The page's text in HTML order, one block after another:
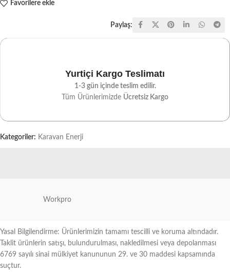
Favorilere ekle
Paylaş:
Yurtiçi Kargo Teslimatı
1-3 gün içinde teslim edilir.
Tüm Ürünlerimizde Ücretsiz Kargo
Kategoriler: Karavan Enerji
Workpro
Yasal Bilgilendirme: Ürünlerimizin tamamı tescilli ve koruma altındadır.
Taklit ürünlerin satışı, bulundurulması, nakledilmesi veya depolanması
6769 sayılı sinai mülkiyet kanununun 29. ve 30 maddesi kapsamında
suçtur.